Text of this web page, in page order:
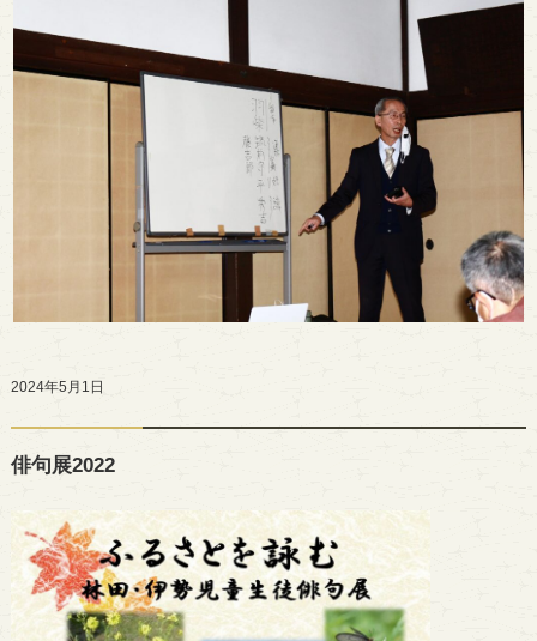
2024年5月1日
俳句展2022